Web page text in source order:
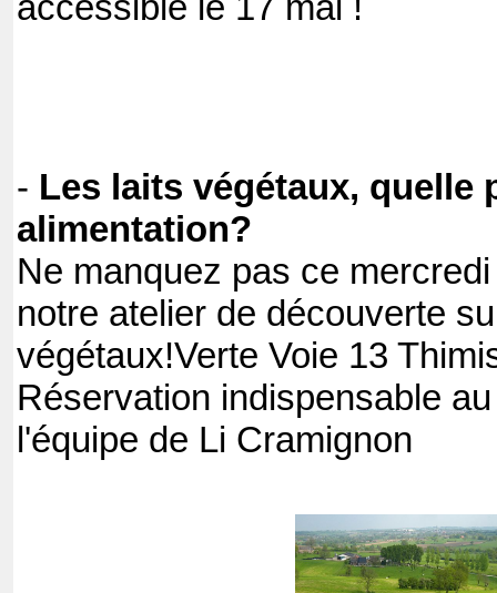
accessible le 17 mai !
- Les laits végétaux, quelle
alimentation?
Ne manquez pas ce
notre atelier de découverte
végétaux!Verte Voie 13
Réservation indispensable
l'équipe de Li Cramignon